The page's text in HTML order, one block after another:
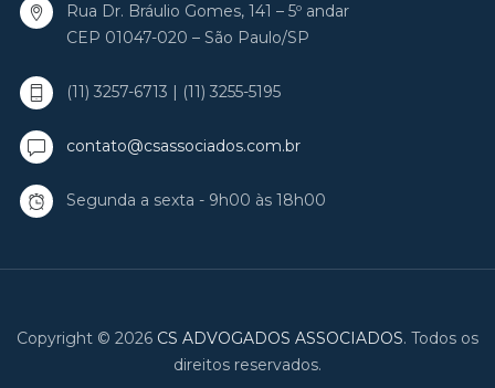
Rua Dr. Bráulio Gomes, 141 – 5º andar
CEP 01047-020 – São Paulo/SP
(11) 3257-6713 | (11) 3255-5195
contato@csassociados.com.br
Segunda a sexta - 9h00 às 18h00
Copyright © 2026 CS ADVOGADOS ASSOCIADOS. Todos os
direitos reservados.